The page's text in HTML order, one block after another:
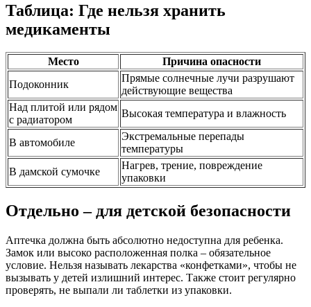
Таблица: Где нельзя хранить
медикаменты
Место
Причина опасности
Подоконник
Прямые солнечные лучи разрушают
действующие вещества
Над плитой или рядом
с радиатором
Высокая температура и влажность
В автомобиле
Экстремальные перепады
температуры
В дамской сумочке
Нагрев, трение, повреждение
упаковки
Отдельно – для детской безопасности
Аптечка должна быть абсолютно недоступна для ребенка.
Замок или высоко расположенная полка – обязательное
условие. Нельзя называть лекарства «конфетками», чтобы не
вызывать у детей излишний интерес. Также стоит регулярно
проверять, не выпали ли таблетки из упаковки.